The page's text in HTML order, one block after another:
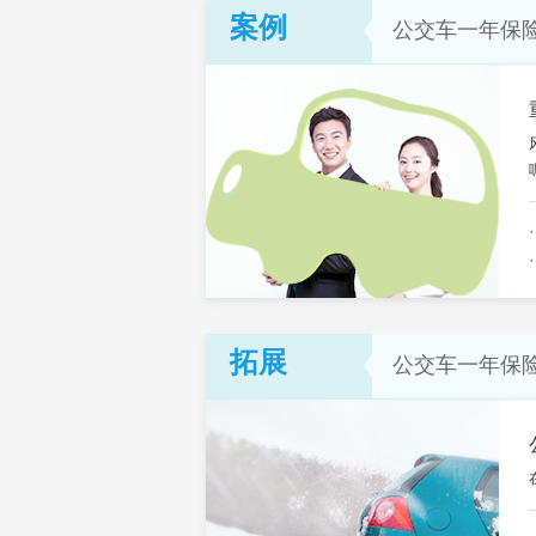
案例 公交车一年保
拓展 公交车一年保